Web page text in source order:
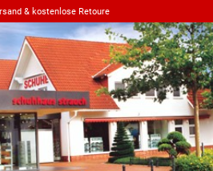
& kostenlose Retoure